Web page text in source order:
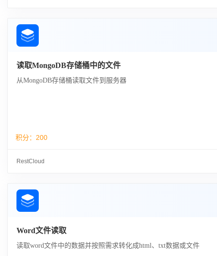
读取MongoDB存储桶中的文件
从MongoDB存储桶读取文件到服务器
积分： 200
RestCloud
Word文件读取
读取word文件中的数据并按照需求转化成html、txt数据或文件